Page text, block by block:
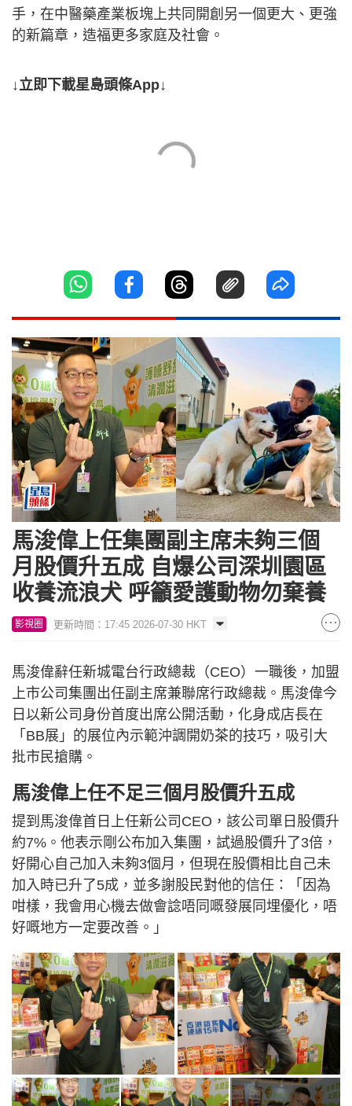
手，在中醫藥產業板塊上共同開創另一個更大、更強
的新篇章，造福更多家庭及社會。
↓立即下載星島頭條App↓
馬浚偉上任集團副主席未夠三個
月股價升五成 自爆公司深圳園區
收養流浪犬 呼籲愛護動物勿棄養
影視圈 更新時間：17:45 2026-07-30 HKT
馬浚偉辭任新城電台行政總裁（CEO）一職後，加盟
上市公司集團出任副主席兼聯席行政總裁。馬浚偉今
日以新公司身份首度出席公開活動，化身成店長在
「BB展」的展位內示範沖調開奶茶的技巧，吸引大
批市民搶購。
馬浚偉上任不足三個月股價升五成
提到馬浚偉首日上任新公司CEO，該公司單日股價升
約7%。他表示剛公布加入集團，試過股價升了3倍，
好開心自己加入未夠3個月，但現在股價相比自己未
加入時已升了5成，並多謝股民對他的信任：「因為
咁樣，我會用心機去做會諗唔同嘅發展同埋優化，唔
好嘅地方一定要改善。」